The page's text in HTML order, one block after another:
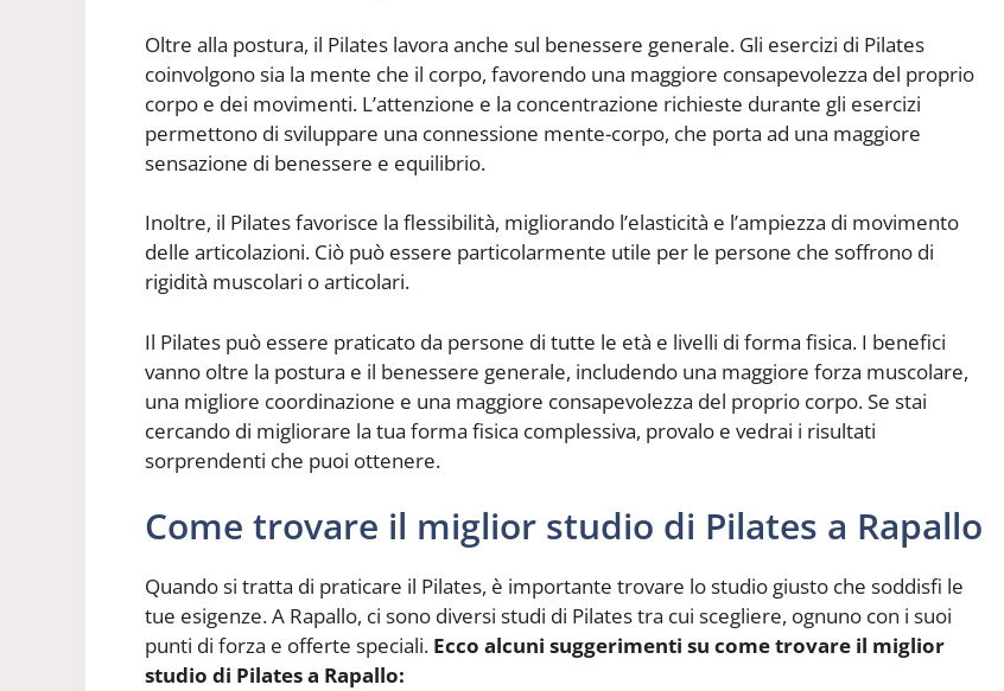
Oltre alla postura, il Pilates lavora anche sul benessere generale. Gli esercizi di Pilates
coinvolgono sia la mente che il corpo, favorendo una maggiore consapevolezza del proprio
corpo e dei movimenti. L’attenzione e la concentrazione richieste durante gli esercizi
permettono di sviluppare una connessione mente-corpo, che porta ad una maggiore
sensazione di benessere e equilibrio.
Inoltre, il Pilates favorisce la flessibilità, migliorando l’elasticità e l’ampiezza di movimento
delle articolazioni. Ciò può essere particolarmente utile per le persone che soffrono di
rigidità muscolari o articolari.
Il Pilates può essere praticato da persone di tutte le età e livelli di forma fisica. I benefici
vanno oltre la postura e il benessere generale, includendo una maggiore forza muscolare,
una migliore coordinazione e una maggiore consapevolezza del proprio corpo. Se stai
cercando di migliorare la tua forma fisica complessiva, provalo e vedrai i risultati
sorprendenti che puoi ottenere.
Come trovare il miglior studio di Pilates a Rapallo
Quando si tratta di praticare il Pilates, è importante trovare lo studio giusto che soddisfi le
tue esigenze. A Rapallo, ci sono diversi studi di Pilates tra cui scegliere, ognuno con i suoi
punti di forza e offerte speciali. Ecco alcuni suggerimenti su come trovare il miglior
studio di Pilates a Rapallo: